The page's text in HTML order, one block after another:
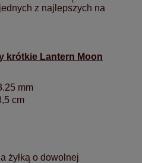
z najlepszych na
krótkie Lantern Moon
mm
cm
żyłką o dowolnej